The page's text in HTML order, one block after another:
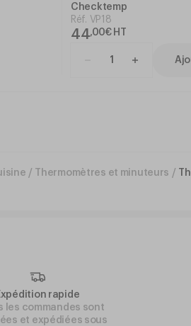
Checktemp
Réf. VP18
44,00€ HT
/ Thermomètres et minuteurs /
rapide
les commandes sont
et expédiées sous